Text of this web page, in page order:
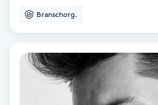
Skoinlägg
Skägg
Skäggfärgning
Branschorg.